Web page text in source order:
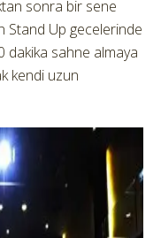
sonra bir sene
Stand Up gecelerinde
dakika sahne almaya
kendi uzun